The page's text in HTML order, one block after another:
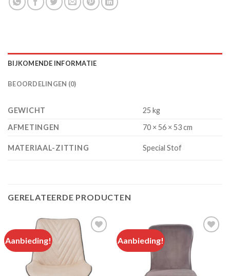
BIJKOMENDE INFORMATIE
BEOORDELINGEN (0)
GEWICHT
25 kg
AFMETINGEN
70 × 56 × 53 cm
MATERIAAL-ZITTING Special Stof
GERELATEERDE PRODUCTEN
Aanbieding!
wishlist
Aanbieding!